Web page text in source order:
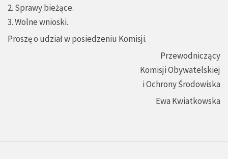
2. Sprawy bieżące.
3. Wolne wnioski.
Proszę o udział w posiedzeniu Komisji.
Przewodniczący
Komisji Obywatelskiej
i Ochrony Środowiska
Ewa Kwiatkowska